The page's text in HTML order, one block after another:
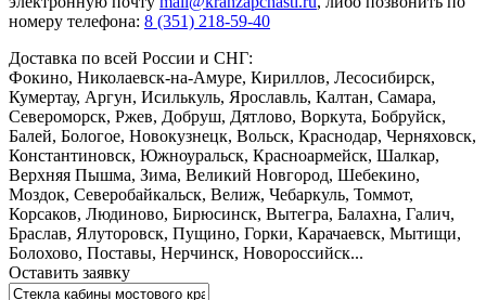
номеру телефона: 8 (351) 218-59-40
Доставка по всей России и СНГ:
Фокино, Николаевск-на-Амуре, Кириллов, Лесосибирск,
Кумертау, Аргун, Исилькуль, Ярославль, Калтан, Самара,
Североморск, Ржев, Добруш, Дятлово, Воркута, Бобруйск,
Балей, Бологое, Новокузнецк, Вольск, Краснодар, Черняховск,
Константиновск, Южноуральск, Красноармейск, Шалкар,
Верхняя Пышма, Зима, Великий Новгород, Шебекино,
Моздок, Северобайкальск, Велиж, Чебаркуль, Томмот,
Корсаков, Людиново, Бирюсинск, Вытегра, Балахна, Галич,
Браслав, Ялуторовск, Пущино, Горки, Карачаевск, Мытищи,
Болохово, Поставы, Нерчинск, Новороссийск...
Оставить заявку